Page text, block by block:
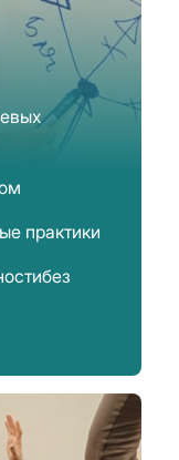
практики